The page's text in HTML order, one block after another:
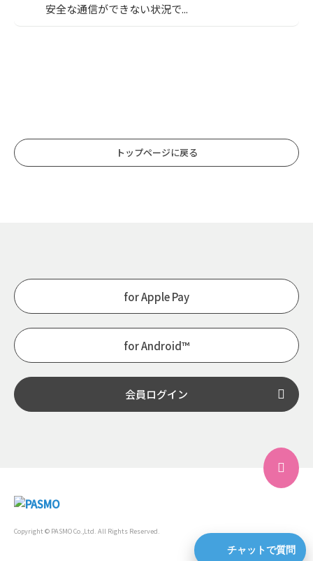
チャットで質問
安全な通信ができない状況で...
トップページに戻る
for Apple Pay
for Android™
会員ログイン
Copyright © PASMO Co.,Ltd. All Rights Reserved.